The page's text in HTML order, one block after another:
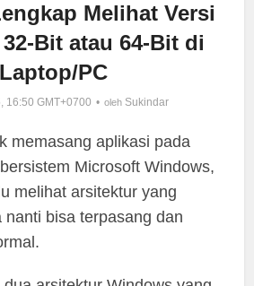
Melihat Versi
Bit atau 64-Bit di
Laptop/PC
16:50 GMT+0700 oleh Sukindar
memasang aplikasi pada
Microsoft Windows,
melihat arsitektur yang
bisa terpasang dan